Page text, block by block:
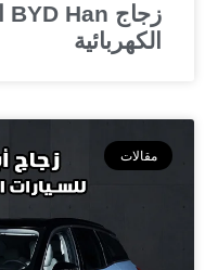
الكهربائية
مقالات